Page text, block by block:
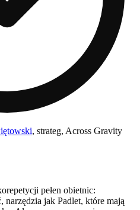
, strateg, Across Gravity
pełen obietnic:
narzędzia jak Padlet, które mają